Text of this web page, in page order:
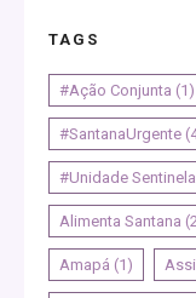
TAGS
#Ação Conjunta (1)
#SantanaUrgente
#Unidade Sentinela
Alimenta Santana
Amapá (1)